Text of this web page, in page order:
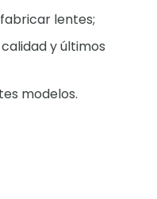
lentes;
y últimos
modelos.